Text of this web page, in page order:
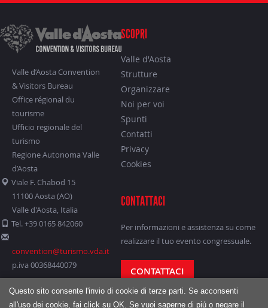
Questo sito consente l'invio di cookie di terze parti. Se acconsenti
all'uso dei cookie, fai click su OK. Se vuoi saperne di piú o negare il
Valle d’Aosta Convention
& Visitors Bureau
Office régional du
tourisme
Ufficio regionale del
turismo
Regione Autonoma Valle
d’Aosta
Viale F. Chabod 15
11100 Aosta (AO)
Valle d'Aosta, Italia
Tel. +39 0165 842060
convention@turismo.vda.it
p.iva 00368440079
SCOPRI
Valle d'Aosta
Strutture
Organizzare
Noi per voi
Spunti
Contatti
Privacy
Cookies
CONTATTACI
Per informazioni e assistenza su come
realizzare il tuo evento congressuale.
CONTATTACI